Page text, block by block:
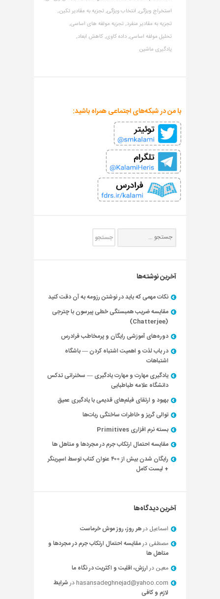
استخراج ویژگی, انتخاب ویژگی,تجزیه به مقادیر تکین,
تجزیه به مقادیر منفرد,تجزیه مولفه های اساسی,
تحلیل مولفه اساسی,داده کاوی,کاهش ابعاد,
یادگیری ماشین
با من در شبکه‌های اجتماعی همراه باشید:
آخرین نوشته‌ها
نکات مهمی که باید در نوشتن رزومه به آن دقت کنید
مقایسه ضریب همبستگی خطی پیرسون با چترجی
(Chatterjee)
دوره‌های آموزشی رایگان و پرمخاطب فرادرس
در باب لذت و اهمیت اشتباه کردن — باشگاه
اشتباهات
یادگیری مهارت و مهارت یادگیری — سخنرانی تدکس
دانشگاه علامه طباطبایی
بهبود و ارتقای فیلم‌های قدیمی با یادگیری عمیق
توالی گریز و خاطرات ساختگی ربات‌ها
بسته نرم افزاری Primitives
مقایسه احتمال ارتکاب جرم در مجردها و متاهل ها
رایگان شدن بیش از ۴۰۰ عنوان کتاب توسط اسپرینگر
+ لیست کامل
آخرین دیدگاه‌ها
اسماعیل درهر روز، روز موش خرماست
مصطفی درمقایسه احتمال ارتکاب جرم در مجردها و
متاهل ها
معین درارزش، اقلیت و اکثریت در نگاه ما
hasansadeghnejad@yahoo.com درشرایط
لازم و کافی